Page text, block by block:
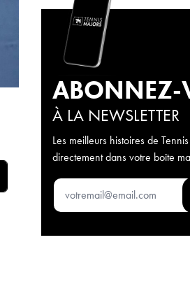
ABONNEZ-
À LA NEWSLETTER
Les meilleurs histoires de
directement dans votre boîte